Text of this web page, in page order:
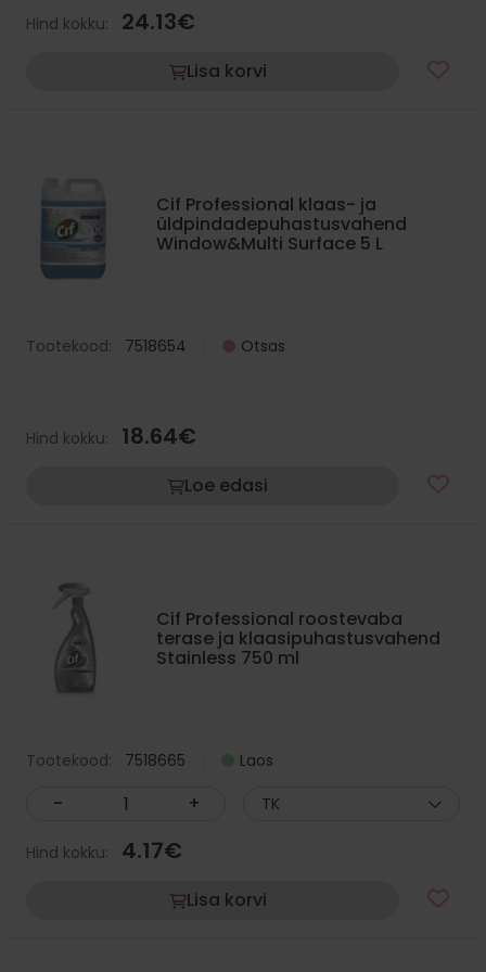
Hind kokku: 24.13€
Lisa korvi
Cif Professional klaas- ja
üldpindadepuhastusvahend
Window&Multi Surface 5 L
Tootekood: 7518654 Otsas
Hind kokku: 18.64€
Loe edasi
Cif Professional roostevaba
terase ja klaasipuhastusvahend
Stainless 750 ml
Tootekood: 7518665 Laos
- + TK
Hind kokku: 4.17€
Lisa korvi